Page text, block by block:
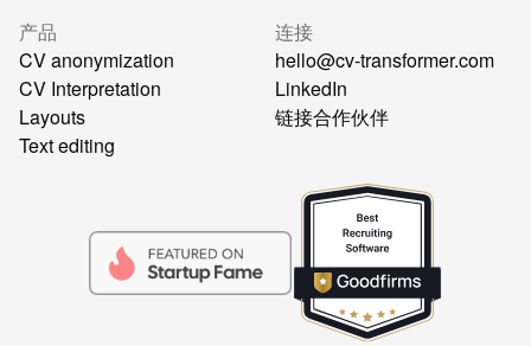
产品
CV anonymization
CV Interpretation
Layouts
Text editing
连接
hello@cv-transformer.com
LinkedIn
链接合作伙伴